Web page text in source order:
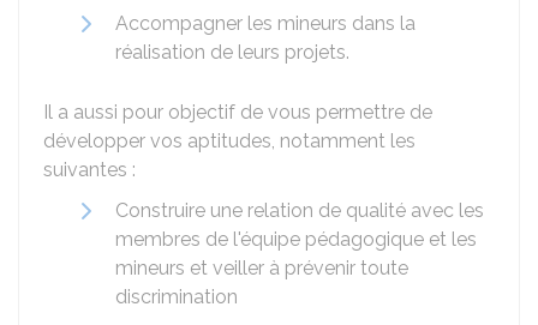
Accompagner les mineurs dans la
réalisation de leurs projets.
Il a aussi pour objectif de vous permettre de
développer vos aptitudes, notamment les
suivantes :
Construire une relation de qualité avec les
membres de l'équipe pédagogique et les
mineurs et veiller à prévenir toute
discrimination